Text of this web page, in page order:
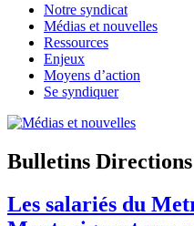
Notre syndicat
Médias et nouvelles
Ressources
Enjeux
Moyens d’action
Se syndiquer
Bulletins Directions
Les salariés du